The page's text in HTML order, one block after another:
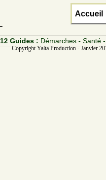
Accueil
12 Guides : Démarches - Santé
Copyright Yalta Production - Janvier